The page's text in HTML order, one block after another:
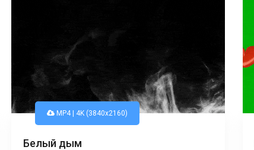
MP4 | 4K (3840x2160)
Белый дым